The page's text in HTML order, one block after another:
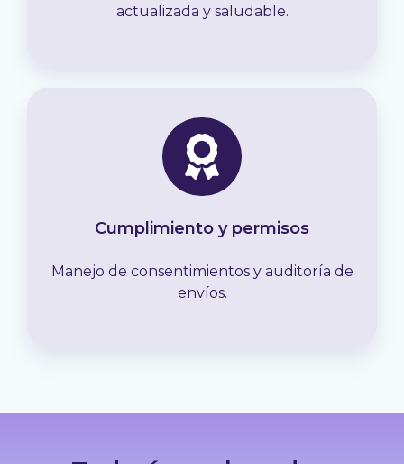
actualizada y saludable.
Cumplimiento y permisos
Manejo de consentimientos y auditoría de
envíos.